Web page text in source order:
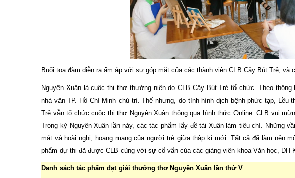
Buổi tọa đàm diễn ra ấm áp với sự góp mặt của các thành viên CLB Cây Bút Trẻ,
Nguyên Xuân là cuộc thi thơ thường niên do CLB Cây Bút Trẻ tổ chức. Theo
nhà văn TP. Hồ Chí Minh chủ trì. Thế nhưng, do tình hình dịch bệnh phức tạp, Lều
Trẻ vẫn tổ chức cuộc thi thơ Nguyên Xuân thông qua hình thức Online. CLB vui
Trong kỳ Nguyên Xuân lần này, các tác phẩm lấy đề tài Xuân làm tiêu chí. Những
mát và hoài nghi, hoang mang của người trẻ giữa thập kỉ mới. Tất cả đã làm nên
phẩm dự thi đã được CLB cùng với sự cố vấn của các giảng viên khoa Văn học, ĐH
Danh sách tác phẩm đạt giải thưởng thơ Nguyên Xuân lần thứ V